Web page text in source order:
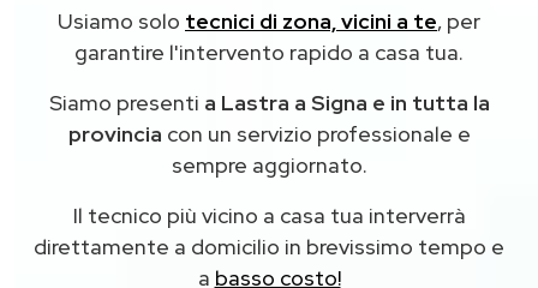
Usiamo solo tecnici di zona, vicini a te, per
garantire l'intervento rapido a casa tua.
Siamo presenti a Lastra a Signa e in tutta la
provincia con un servizio professionale e
sempre aggiornato.
Il tecnico più vicino a casa tua interverrà
direttamente a domicilio in brevissimo tempo e
a basso costo!